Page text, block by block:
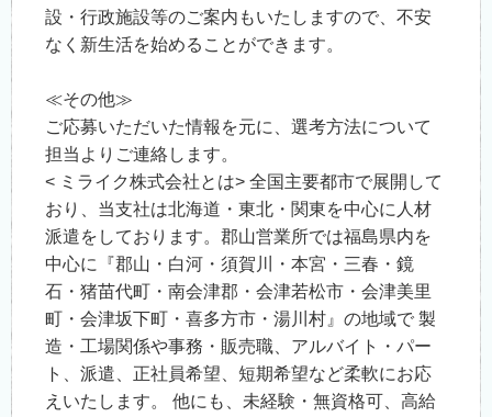
設・行政施設等のご案内もいたしますので、不安
なく新生活を始めることができます。
≪その他≫
ご応募いただいた情報を元に、選考方法について
担当よりご連絡します。
< ミライク株式会社とは> 全国主要都市で展開して
おり、当支社は北海道・東北・関東を中心に人材
派遣をしております。郡山営業所では福島県内を
中心に『郡山・白河・須賀川・本宮・三春・鏡
石・猪苗代町・南会津郡・会津若松市・会津美里
町・会津坂下町・喜多方市・湯川村』の地域で 製
造・工場関係や事務・販売職、アルバイト・パー
ト、派遣、正社員希望、短期希望など柔軟にお応
えいたします。 他にも、未経験・無資格可、高給